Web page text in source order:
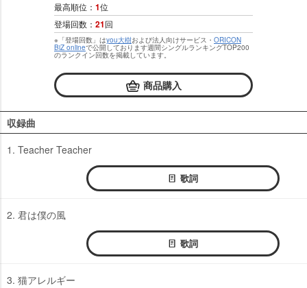
最高順位： 1位
登場回数： 21回
※「登場回数」はyou大樹および法人向けサービス・ ORICON
BiZ onlineで公開しております週間シングルランキングTOP200
のランクイン回数を掲載しています。
商品購入
収録曲
1. Teacher Teacher
歌詞
2. 君は僕の風
歌詞
3. 猫アレルギー